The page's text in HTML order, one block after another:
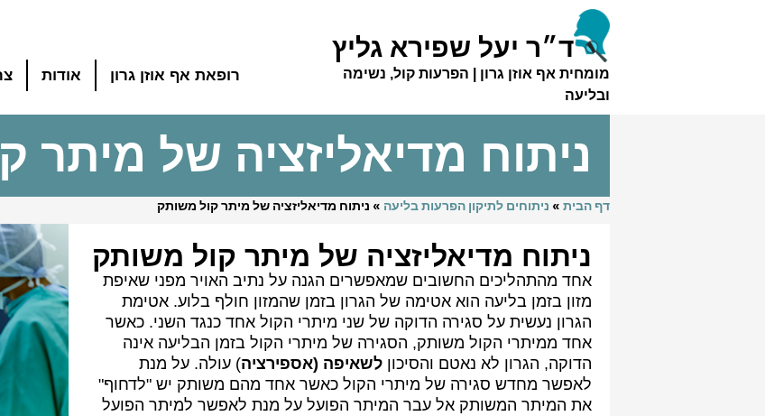
ד״ר יעל שפירא גליץ
מומחית אף אוזן גרון | הפרעות קול, נשימה
ובליעה
רופאת אף אוזן גרון אודות
ניתוח מדיאליזציה של מיתר
דף הבית » ניתוחים לתיקון הפרעות בליעה » ניתוח מדיאליזציה של מיתר קול משותק
ניתוח מדיאליזציה של מיתר קול משותק
אחד מהתהליכים החשובים שמאפשרים הגנה על נתיב האויר מפני שאיפת
מזון בזמן בליעה הוא אטימה של הגרון בזמן שהמזון חולף בלוע. אטימת
הגרון נעשית על סגירה הדוקה של שני מיתרי הקול אחד כנגד השני. כאשר
אחד ממיתרי הקול משותק, הסגירה של מיתרי הקול בזמן הבליעה אינה
הדוקה, הגרון לא נאטם והסיכון לשאיפה (אספירציה) עולה. על מנת
לאפשר מחדש סגירה של מיתרי הקול כאשר אחד מהם משותק יש "לדחוף"
את המיתר המשותק אל עבר המיתר הפועל על מנת לאפשר למיתר הפועל